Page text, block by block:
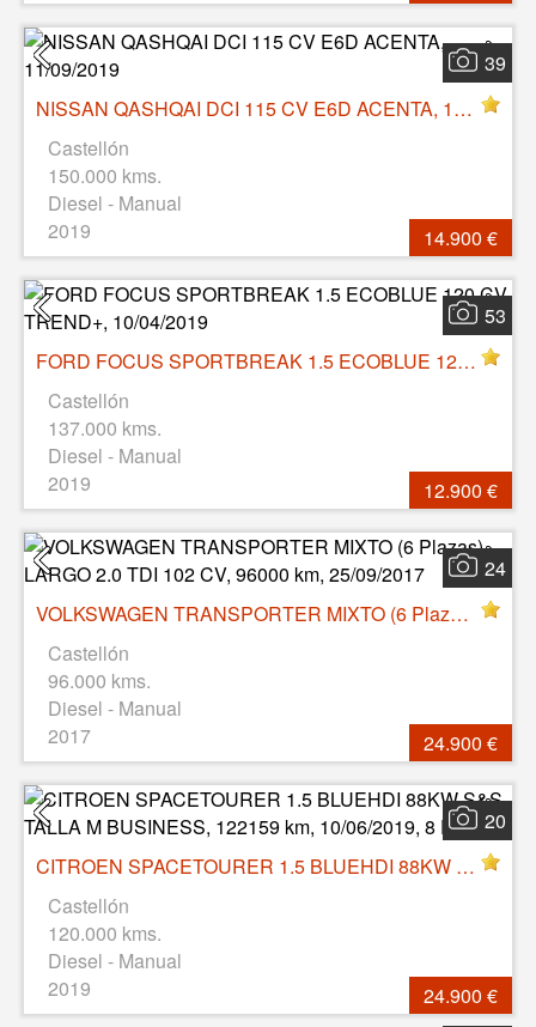
39
NISSAN QASHQAI DCI 115 CV E6D ACENTA, 11/09/2019
Castellón
150.000 kms.
Diesel - Manual
2019
14.900 €
53
FORD FOCUS SPORTBREAK 1.5 ECOBLUE 120 CV TREND+, 10/04/2019
Castellón
137.000 kms.
Diesel - Manual
2019
12.900 €
24
VOLKSWAGEN TRANSPORTER MIXTO (6 Plazas) LARGO 2.0 TDI 102 CV, 96000 km, 25/09/2017
Castellón
96.000 kms.
Diesel - Manual
2017
24.900 €
20
CITROEN SPACETOURER 1.5 BLUEHDI 88KW S&S TALLA M BUSINESS, 122159 km, 10/06/2019, 8 PL
Castellón
120.000 kms.
Diesel - Manual
2019
24.900 €